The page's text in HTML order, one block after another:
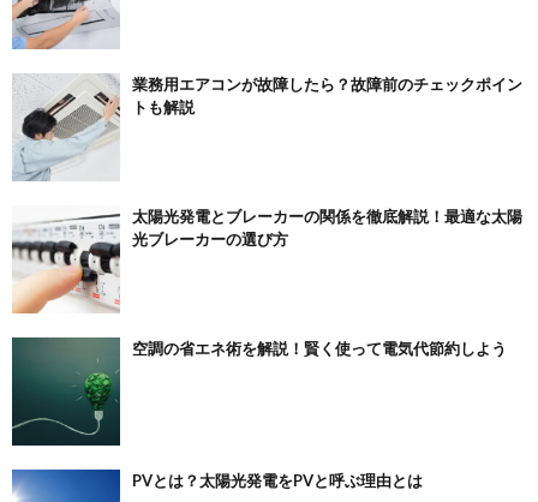
業務用エアコンが故障したら？故障前のチェックポイン
トも解説
太陽光発電とブレーカーの関係を徹底解説！最適な太陽
光ブレーカーの選び方
空調の省エネ術を解説！賢く使って電気代節約しよう
PVとは？太陽光発電をPVと呼ぶ理由とは